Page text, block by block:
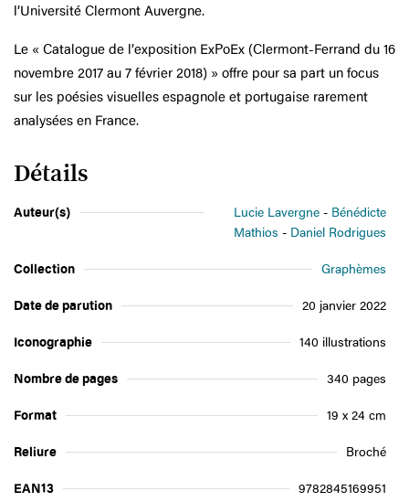
l’Université Clermont Auvergne.
Le « Catalogue de l’exposition ExPoEx (Clermont-Ferrand du 16
novembre 2017 au 7 février 2018) » offre pour sa part un focus
sur les poésies visuelles espagnole et portugaise rarement
analysées en France.
Détails
Auteur(s) Lucie Lavergne
Bénédicte
Mathios
Daniel Rodrigues
Collection Graphèmes
Date de parution 20 janvier 2022
Iconographie 140 illustrations
Nombre de pages 340 pages
Format 19 x 24 cm
Reliure Broché
EAN13 9782845169951